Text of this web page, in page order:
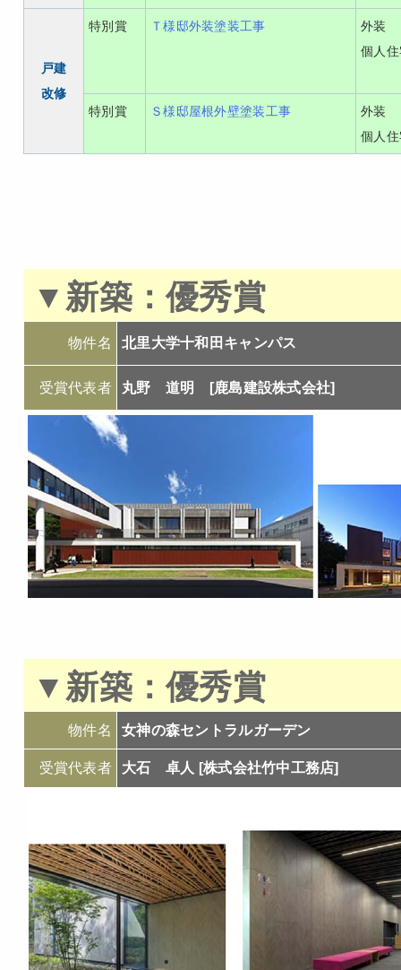
戸建
改修
特別賞 Ｔ様邸外装塗装工事
外装
個人
特別賞 Ｓ様邸屋根外壁塗装工事
外装
個人
▼ 新築：優秀賞
物件名 北里大学十和田キャンパス
受賞代表者 丸野 道明 [鹿島建設株式会社]
▼ 新築：優秀賞
物件名 女神の森セントラルガーデン
受賞代表者 大石 卓人 [株式会社竹中工務店]